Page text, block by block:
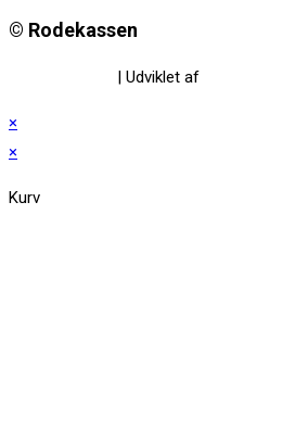
© Rodekassen
| Udviklet af
×
×
Kurv